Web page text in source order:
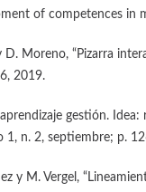
of competences in
D. Moreno, “Pizarra
2019.
aprendizaje gestión.
1, n. 2, septiembre; p.
y M. Vergel,